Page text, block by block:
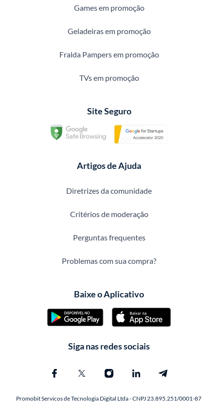
Games em promoção
Geladeiras em promoção
Fralda Pampers em promoção
TVs em promoção
Site Seguro
Artigos de Ajuda
Diretrizes da comunidade
Critérios de moderação
Perguntas frequentes
Problemas com sua compra?
Baixe o Aplicativo
Siga nas redes sociais
Promobit Servicos de Tecnologia Digital Ltda - CNPJ 23.895.251/0001-87